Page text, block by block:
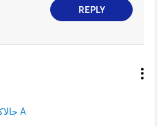
REPLY
جالاكسى A